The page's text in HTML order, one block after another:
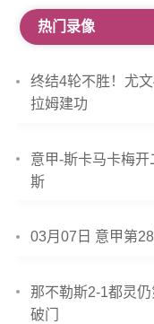
热门录像
终结4轮不胜！尤
拉姆建功
意甲-斯卡马卡梅
斯
03月07日 意甲第
那不勒斯2-1都灵
破门